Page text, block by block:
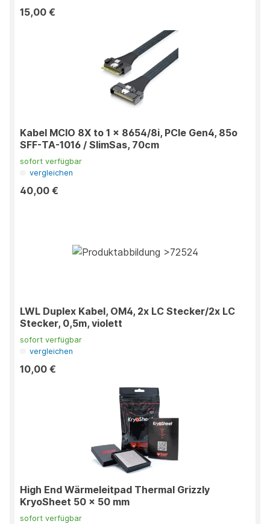
15,00 €
Kabel MCIO 8X to 1 x 8654/8i, PCIe Gen4, 85o
SFF-TA-1016 / SlimSas, 70cm
sofort verfügbar
vergleichen
40,00 €
LWL Duplex Kabel, OM4, 2x LC Stecker/2x LC
Stecker, 0,5m, violett
sofort verfügbar
vergleichen
10,00 €
High End Wärmeleitpad Thermal Grizzly
KryoSheet 50 x 50 mm
sofort verfügbar